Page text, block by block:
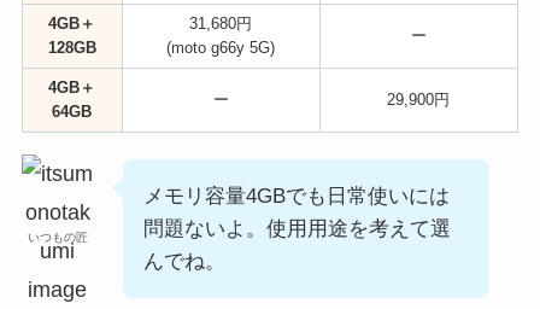
4GB＋
128GB
31,680円
(moto g66y 5G)
ー
4GB＋
64GB
ー 29,900円
いつもの匠
メモリ容量4GBでも日常使いには
問題ないよ。使用用途を考えて選
んでね。